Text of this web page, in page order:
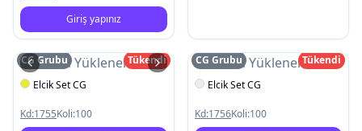
Giriş yapınız
Resim Yüklenemedi
CG Grubu
Tükendi
Elcik Set CG
Kd:1755Koli:100
Resim Yüklenemedi
CG Grubu
Tükendi
Elcik Set CG
Kd:1756Koli:100